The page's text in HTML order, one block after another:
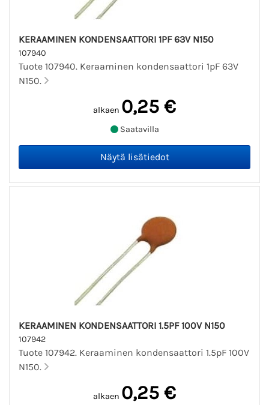
KERAAMINEN KONDENSAATTORI 1PF 63V N150
107940
Tuote 107940. Keraaminen kondensaattori 1pF 63V
N150.
alkaen 0,25 €
Saatavilla
KERAAMINEN KONDENSAATTORI 1.5PF 100V N150
107942
Tuote 107942. Keraaminen kondensaattori 1.5pF 100V
N150.
alkaen 0,25 €